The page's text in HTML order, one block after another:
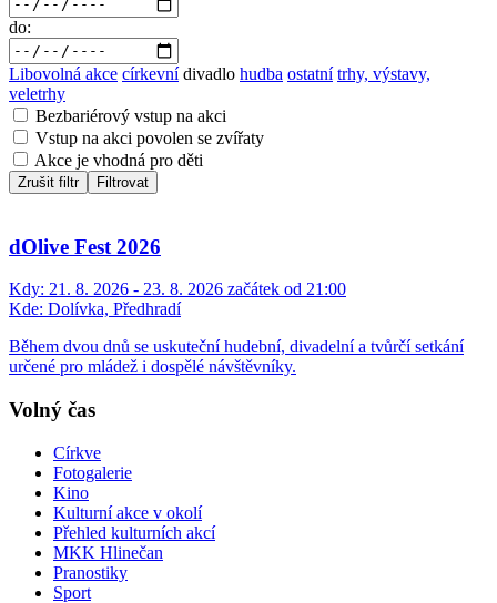
do:
Libovolná akce církevní divadlo hudba ostatní trhy, výstavy,
veletrhy
Bezbariérový vstup na akci
Vstup na akci povolen se zvířaty
Akce je vhodná pro děti
Zrušit filtr Filtrovat
dOlive Fest 2026
Kdy: 21. 8. 2026 - 23. 8. 2026 začátek od 21:00
Kde: Dolívka, Předhradí
Během dvou dnů se uskuteční hudební, divadelní a tvůrčí setkání
určené pro mládež i dospělé návštěvníky.
Volný čas
Církve
Fotogalerie
Kino
Kulturní akce v okolí
Přehled kulturních akcí
MKK Hlinečan
Pranostiky
Sport